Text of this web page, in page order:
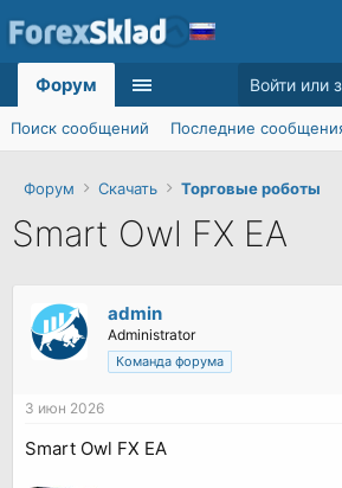
Форум Скачать Торговые роботы
Smart Owl FX EA
admin
Administrator
Команда форума
3 июн 2026
Smart Owl FX EA
Форум
Поиск сообщений Последние
Войти или